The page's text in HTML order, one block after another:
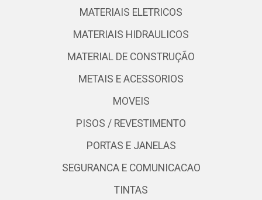
MATERIAIS ELETRICOS
MATERIAIS HIDRAULICOS
MATERIAL DE CONSTRUÇÃO
METAIS E ACESSORIOS
MOVEIS
PISOS / REVESTIMENTO
PORTAS E JANELAS
SEGURANCA E COMUNICACAO
TINTAS